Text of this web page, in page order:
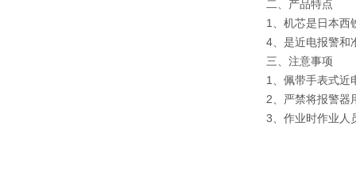
二、产品特点
1、机芯是日本西
4、是近电报警和
三、注意事项
1、佩带手表式近
2、严禁将报警器
3、作业时作业人